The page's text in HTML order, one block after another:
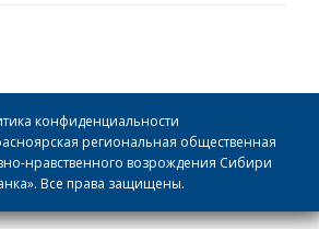
конфиденциальности
региональная общественная
нравственного возрождения Сибири
Все права защищены.